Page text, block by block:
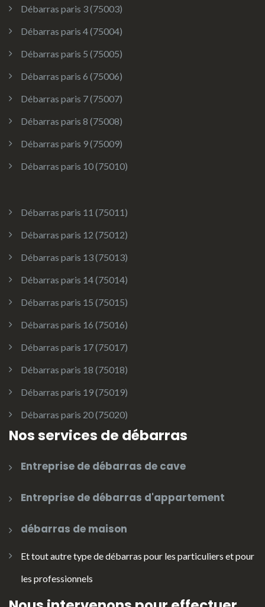
Débarras paris 3 (75003)
Débarras paris 4 (75004)
Débarras paris 5 (75005)
Débarras paris 6 (75006)
Débarras paris 7 (75007)
Débarras paris 8 (75008)
Débarras paris 9 (75009)
Débarras paris 10 (75010)
Débarras paris 11 (75011)
Débarras paris 12 (75012)
Débarras paris 13 (75013)
Débarras paris 14 (75014)
Débarras paris 15 (75015)
Débarras paris 16 (75016)
Débarras paris 17 (75017)
Débarras paris 18 (75018)
Débarras paris 19 (75019)
Débarras paris 20 (75020)
Nos services de débarras
Entreprise de débarras de cave
Entreprise de débarras d'appartement
débarras de maison
Et tout autre type de débarras pour les particuliers et pour
les professionnels